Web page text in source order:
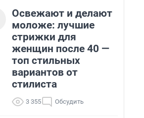
Освежают и делают
моложе: лучшие
стрижки для
женщин после 40 —
топ стильных
вариантов от
стилиста
3 355 Обсудить